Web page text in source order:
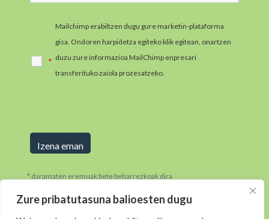
Zure pribatutasuna balioesten dugu
* daramaten eremuak bete beharrezkoak dira
*
Mailchimp erabiltzen dugu gure marketin-plataforma
gisa. Ondoren harpidetza egiteko klik egitean, onartzen
duzu zure informazioa MailChimp enpresari
transferituko zaiola prozesatzeko.